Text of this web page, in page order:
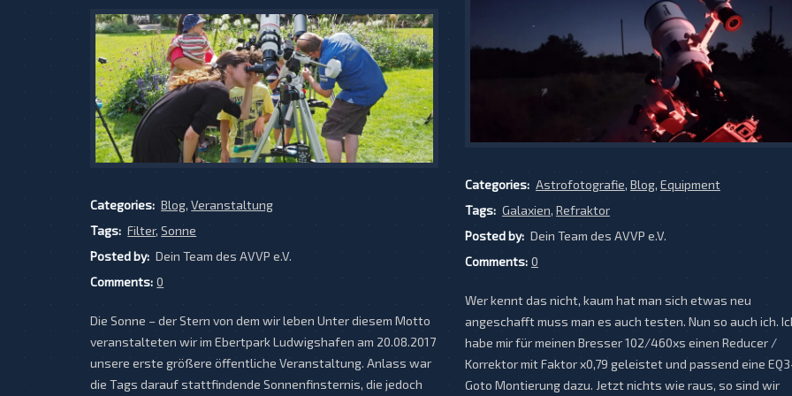
Categories: Blog,Veranstaltung
Tags: Filter,Sonne
Posted by: Dein Team des AVVP e.V.
Comments: 0
Die Sonne – der Stern von dem wir leben Unter diesem Motto
veranstalteten wir im Ebertpark Ludwigshafen am 20.08.2017
unsere erste größere öffentliche Veranstaltung. Anlass war
die Tags darauf stattfindende Sonnenfinsternis, die jedoch
Categories: Astrofotografie, Blog, Equipment
Tags: Galaxien, Refraktor
Posted by: Dein Team des AVVP e.V.
Comments: 0
Wer kennt das nicht, kaum hat man sich etwas neu
angeschafft muss man es auch testen. Nun so auch ich.
habe mir für meinen Bresser 102/460xs einen Reducer /
Korrektor mit Faktor x0,79 geleistet und passend eine
Goto Montierung dazu. Jetzt nichts wie raus, so sind wir